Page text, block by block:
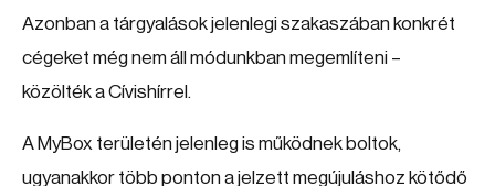
Azonban a tárgyalások jelenlegi szakaszában konkrét
cégeket még nem áll módunkban megemlíteni –
közölték a Cívishírrel.
A MyBox területén jelenleg is működnek boltok,
ugyanakkor több ponton a jelzett megújuláshoz kötődő